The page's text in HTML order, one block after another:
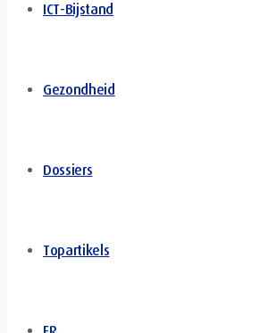
ICT-Bijstand
Gezondheid
Dossiers
Topartikels